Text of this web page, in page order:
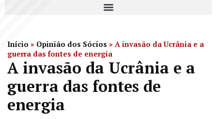
Início » Opinião dos Sócios » A invasão da Ucrânia e a
guerra das fontes de energia
A invasão da Ucrânia e a
guerra das fontes de
energia